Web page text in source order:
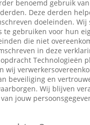
benoemd gebruik van
Deze derden
doeleinden. Wij
te gebruiken voor hun
die niet
in deze
Technologieën
wij
beveiliging en
Wij blijven
jouw